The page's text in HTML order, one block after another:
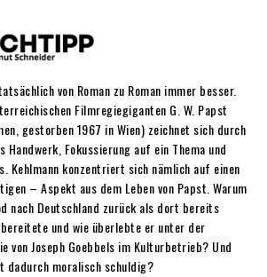
von Roman zu Roman immer besser.
Filmregiegiganten G. W. Papst
gestorben 1967 in Wien) zeichnet sich durch
Fokussierung auf ein Thema und
Kehlmann konzentriert sich nämlich auf einen
– Aspekt aus dem Leben von Papst. Warum
nach Deutschland zurück als dort bereits
und wie überlebte er unter der
von Joseph Goebbels im Kulturbetrieb? Und
dadurch moralisch schuldig?